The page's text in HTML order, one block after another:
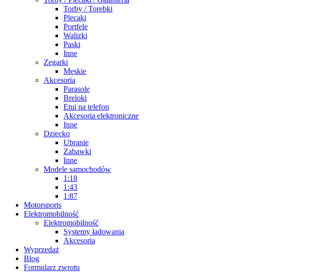
Torby / Torebki
Plecaki
Portfele
Walizki
Paski
Inne
Zegarki
Męskie
Akcesoria
Parasole
Breloki
Etui na telefon
Akcesoria elektroniczne
Inne
Dziecko
Ubranie
Zabawki
Inne
Modele samochodów
1:18
1:43
1:87
Motorsports
Elektromobilność
Elektromobilność
Systemy ładowania
Akcesoria
Wyprzedaż
Blog
Formularz zwrotu